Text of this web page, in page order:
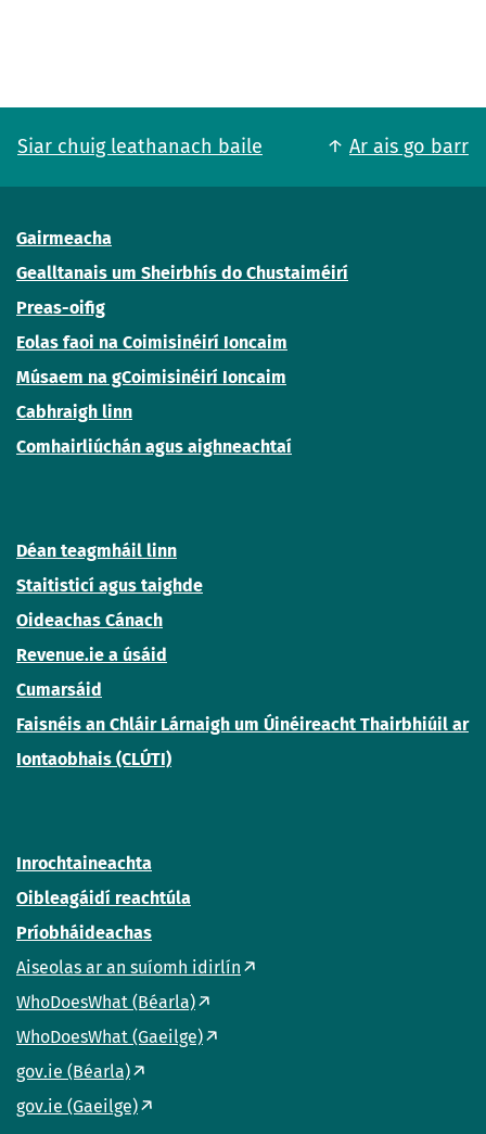
Siar chuig leathanach baile Ar ais go barr
Gairmeacha
Gealltanais um Sheirbhís do Chustaiméirí
Preas-oifig
Eolas faoi na Coimisinéirí Ioncaim
Músaem na gCoimisinéirí Ioncaim
Cabhraigh linn
Comhairliúchán agus aighneachtaí
Déan teagmháil linn
Staitisticí agus taighde
Oideachas Cánach
Revenue.ie a úsáid
Cumarsáid
Faisnéis an Chláir Lárnaigh um Úinéireacht Thairbhiúil ar
Iontaobhais (CLÚTI)
Inrochtaineachta
Oibleagáidí reachtúla
Príobháideachas
Aiseolas ar an suíomh idirlín
WhoDoesWhat (Béarla)
WhoDoesWhat (Gaeilge)
gov.ie (Béarla)
gov.ie (Gaeilge)